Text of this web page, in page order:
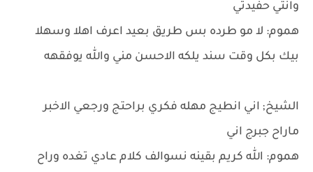
وانتي حفيدتي
هموم: لا مو طرده بس طريق بعيد اعرف اهلا وسهلا
بيك بكل وقت سند يلكه الاحسن مني والله يوفقهه
الشيخ; اني انطيج مهله فكري براحتج ورجعي الاخبر
ماراح جبرج اني
هموم: الله كريم بقينه نسوالف كلام عادي تغده وراح